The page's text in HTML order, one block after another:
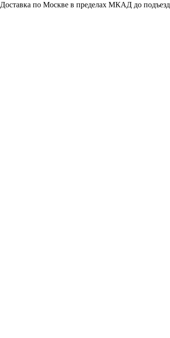
Доставка по Москве в пределах МКАД до